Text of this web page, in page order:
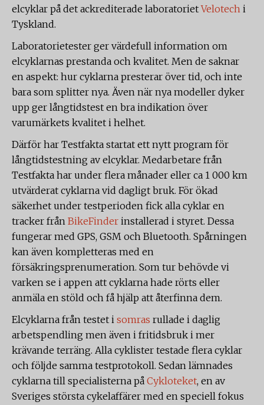
elcyklar på det ackrediterade laboratorietVelotech i
Tyskland.
Laboratorietester ger värdefull information om
elcyklarnas prestanda och kvalitet. Men de saknar
en aspekt: hur cyklarna presterar över tid, och inte
bara som splitter nya. Även när nya modeller dyker
upp ger långtidstest en bra indikation över
varumärkets kvalitet i helhet.
Därför har Testfakta startat ett nytt program för
långtidstestning av elcyklar. Medarbetare från
Testfakta har under flera månader eller ca 1 000 km
utvärderat cyklarna vid dagligt bruk. För ökad
säkerhet under testperioden fick alla cyklar en
tracker från BikeFinder installerad i styret. Dessa
fungerar med GPS, GSM och Bluetooth. Spårningen
kan även kompletteras med en
försäkringsprenumeration. Som tur behövde vi
varken se i appen att cyklarna hade rörts eller
anmäla en stöld och få hjälp att återfinna dem.
Elcyklarna från testet i somras rullade i daglig
arbetspendling men även i fritidsbruk i mer
krävande terräng. Alla cyklister testade flera cyklar
och följde samma testprotokoll. Sedan lämnades
cyklarna till specialisterna på Cykloteket, en av
Sveriges största cykelaffärer med en speciell fokus